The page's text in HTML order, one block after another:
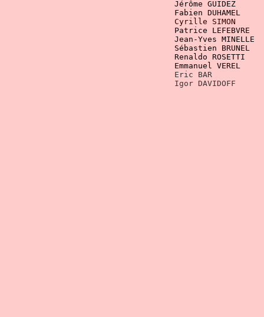
Patrice
Sébastien
Renaldo
Emmanuel
Igor DAVIDOFF